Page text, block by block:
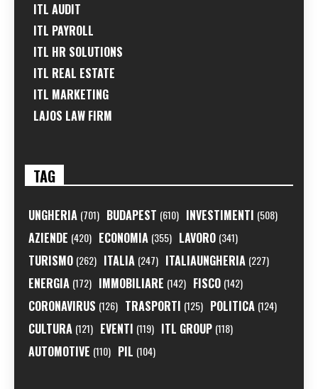
ITL AUDIT
ITL PAYROLL
ITL HR SOLUTIONS
ITL REAL ESTATE
ITL MARKETING
LAJOS LAW FIRM
TAG
UNGHERIA (701) BUDAPEST (610) INVESTIMENTI (508)
AZIENDE (420) ECONOMIA (355) LAVORO (341)
TURISMO (262) ITALIA (247) ITALIAUNGHERIA (227)
ENERGIA (172) IMMOBILIARE (142) FISCO (142)
CORONAVIRUS (126) TRASPORTI (125) POLITICA (124)
CULTURA (121) EVENTI (119) ITL GROUP (118)
AUTOMOTIVE (110) PIL (104)